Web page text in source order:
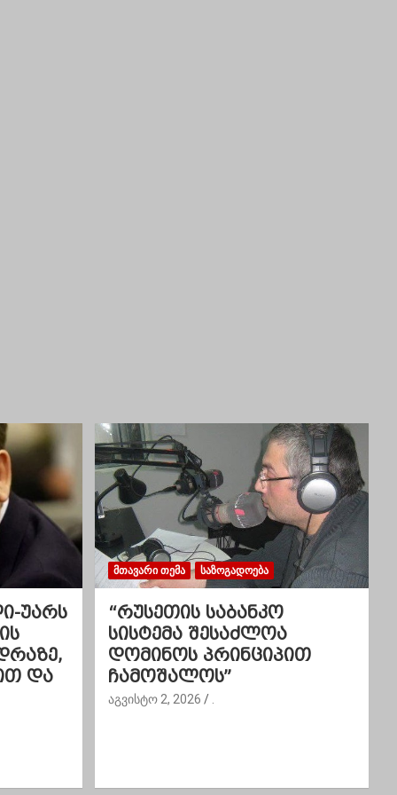
უარს
და
ᲛᲗᲐᲕᲐᲠᲘ ᲗᲔᲛᲐ ᲡᲐᲖᲝᲒᲐᲓᲝᲔᲑᲐ
“რუსეთის საბანკო
სისტემა შესაძლოა
დომინოს პრინციპით
ჩამოშალოს”
აგვისტო 2, 2026